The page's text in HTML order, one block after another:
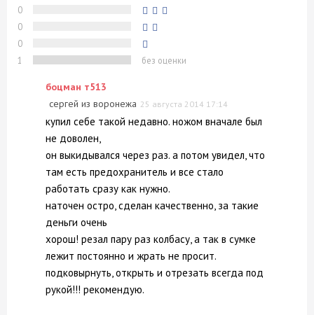
0
0
0
1
без оценки
боцман т513
сергей из воронежа 25 августа 2014 17:14
купил себе такой недавно. ножом вначале был
не доволен,
он выкидывался через раз. а потом увидел, что
там есть предохранитель и все стало
работать сразу как нужно.
наточен остро, сделан качественно, за такие
деньги очень
хорош! резал пару раз колбасу, а так в сумке
лежит постоянно и жрать не просит.
подковырнуть, открыть и отрезать всегда под
рукой!!! рекомендую.